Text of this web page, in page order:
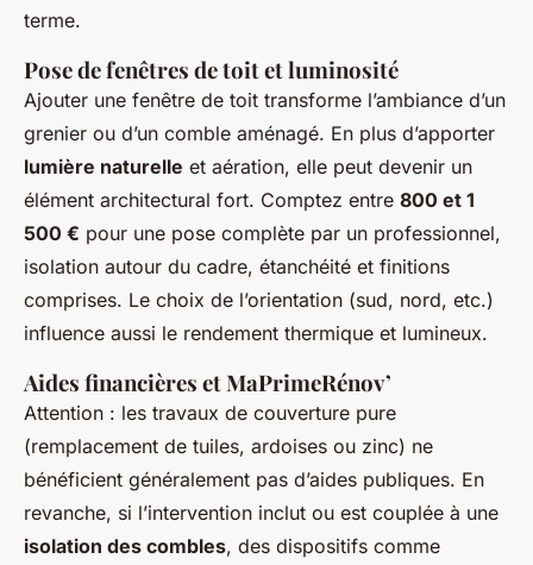
terme.
Pose de fenêtres de toit et luminosité
Ajouter une fenêtre de toit transforme l’ambiance d’un
grenier ou d’un comble aménagé. En plus d’apporter
lumière naturelle et aération, elle peut devenir un
élément architectural fort. Comptez entre 800 et 1
500 € pour une pose complète par un professionnel,
isolation autour du cadre, étanchéité et finitions
comprises. Le choix de l’orientation (sud, nord, etc.)
influence aussi le rendement thermique et lumineux.
Aides financières et MaPrimeRénov’
Attention : les travaux de couverture pure
(remplacement de tuiles, ardoises ou zinc) ne
bénéficient généralement pas d’aides publiques. En
revanche, si l’intervention inclut ou est couplée à une
isolation des combles, des dispositifs comme